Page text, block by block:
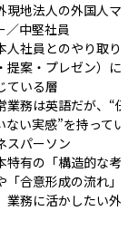
現地法人の外国人マネ
／中堅社員
人社員とのやり取り（
提案・プレゼン）に課
ている層
業務は英語だが、“伝
ない実感”を持っている
スパーソン
特有の「構造的な考え
「合意形成の流れ」を
業務に活かしたい外国